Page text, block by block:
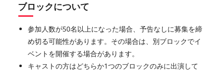
ブロックについて
参加人数が50名以上になった場合、予告なしに募集を締
め切る可能性があります。その場合は、別ブロックでイ
ベントを開催する場合があります。
キャストの方はどちらか1つのブロックのみに出演して